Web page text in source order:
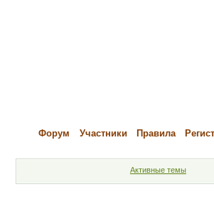
Форум Участники Правила
Активные темы